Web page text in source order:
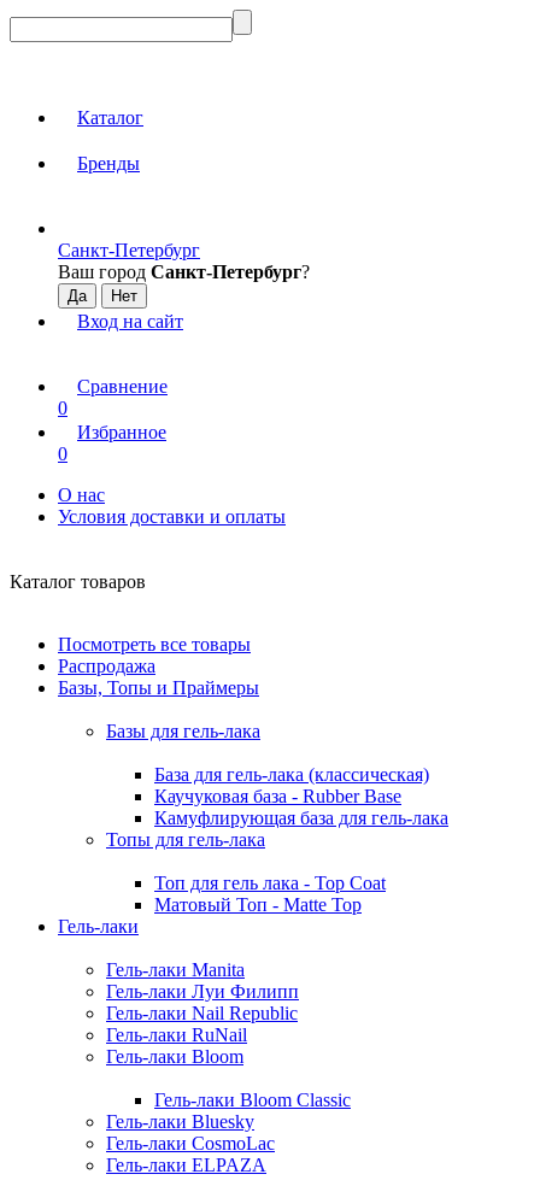
Каталог
Бренды
Санкт-Петербург
Ваш город Санкт-Петербург?
Вход на сайт
Сравнение
0
Избранное
0
О нас
Условия доставки и оплаты
Каталог товаров
Посмотреть все товары
Распродажа
Базы, Топы и Праймеры
Базы для гель-лака
База для гель-лака (классическая)
Каучуковая база - Rubber Base
Камуфлирующая база для гель-лака
Топы для гель-лака
Топ для гель лака - Top Coat
Матовый Топ - Matte Top
Гель-лаки
Гель-лаки Manita
Гель-лаки Луи Филипп
Гель-лаки Nail Republic
Гель-лаки RuNail
Гель-лаки Bloom
Гель-лаки Bloom Classic
Гель-лаки Bluesky
Гель-лаки CosmoLac
Гель-лаки ELPAZA